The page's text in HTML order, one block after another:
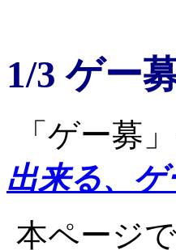
1/3 ゲー
「ゲー募
出来る、ゲ
本ページ